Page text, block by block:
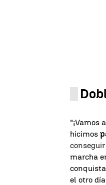
"¡Vamos
hicimos
marcha
el otro